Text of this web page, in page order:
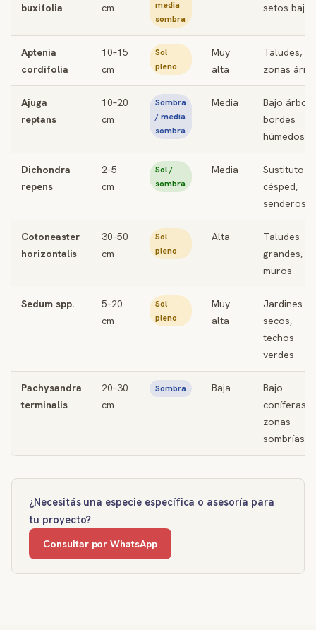
buxifolia cm
media
sombra
setos bajos
Aptenia
cordifolia
10–15
cm
Sol
pleno
Muy
alta
Taludes,
zonas
Ajuga
reptans
10–20
cm
Sombra
/ media
sombra
Media
Bajo
bordes
húmedos
Dichondra
repens
2–5
cm
Sol /
sombra
Media
Sustituto
césped,
senderos
Cotoneaster
horizontalis
30–50
cm
Sol
pleno
Alta
Taludes
grandes,
muros
Sedum spp.
5–20
cm
Sol
pleno
Muy
alta
Jardines
secos,
techos
verdes
Pachysandra
terminalis
20–30
cm
Sombra Baja
Bajo
coníferas,
zonas
sombrías
¿Necesitás una especie específica o asesoría para
tu proyecto?
Consultar por WhatsApp